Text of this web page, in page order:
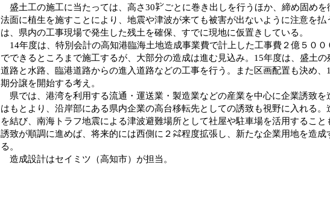
盛土工の施工に当たっては、高さ30㌢ごとに巻き出しを行うほか、締め固めを
法面に植生を施すことにより、地震や津波が来ても被害が出ないように注意を払
は、県内の工事現場で発生した残土を確保、すでに現地に仮置きしている。
14年度は、特別会計の高知港臨海土地造成事業費で計上した工事費２億５００
でできるところまで施工するが、大部分の造成は進む見込み。15年度は、盛土
道路と水路、臨港道路からの進入道路などの工事を行う。また区画配置も決め、
期分譲を開始する考え。
県では、港湾を利用する流通・運送業・製造業などの産業を中心に企業誘致を
はもとより、沿岸部にある県内企業の高台移転先としての誘致も視野に入れる。
を結び、南海トラフ地震による津波避難場所として社屋や駐車場を活用すること
誘致が順調に進めば、将来的には西側に２㌶程度拡張し、新たな企業用地を造成
る。
造成設計はセイミツ（高知市）が担当。